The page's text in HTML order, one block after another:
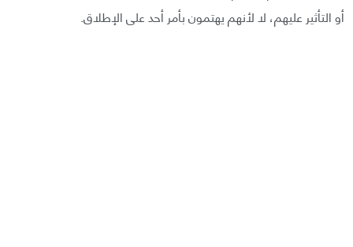
أو التأثير عليهم، لا لأنهم يهتمون بأمر أحد على الإطلاق.